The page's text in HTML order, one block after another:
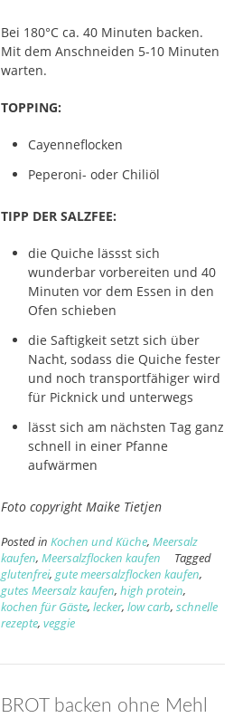
Bei 180°C ca. 40 Minuten backen.
Mit dem Anschneiden 5-10 Minuten
warten.
TOPPING:
Cayenneflocken
Peperoni- oder Chiliöl
TIPP DER SALZFEE:
die Quiche lässst sich
wunderbar vorbereiten und 40
Minuten vor dem Essen in den
Ofen schieben
die Saftigkeit setzt sich über
Nacht, sodass die Quiche fester
und noch transportfähiger wird
für Picknick und unterwegs
lässt sich am nächsten Tag ganz
schnell in einer Pfanne
aufwärmen
Foto copyright Maike Tietjen
Posted in Kochen und Küche, Meersalz
kaufen, Meersalzflocken kaufen
Tagged
glutenfrei, gute meersalzflocken kaufen,
gutes Meersalz kaufen, high protein,
kochen für Gäste, lecker, low carb, schnelle
rezepte, veggie
BROT backen ohne Mehl